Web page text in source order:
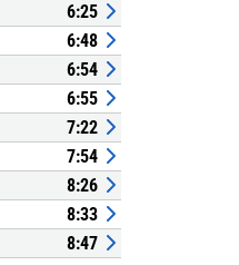
6:25
6:48
6:54
6:55
7:22
7:54
8:26
8:33
8:47